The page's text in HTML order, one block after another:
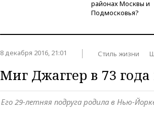
районах Москвы и
Подмосковья?
8 декабря 2016, 21:01 Стиль жизни
Миг Джаггер в 73
Его 29-летняя подруга родила в Нью-